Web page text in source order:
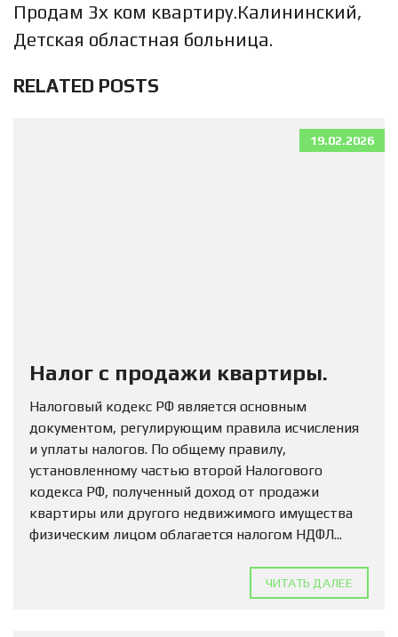
Продам 3х ком квартиру.Калининский,
Детская областная больница.
RELATED POSTS
19.02.2026
Налог с продажи квартиры.
Налоговый кодекс РФ является основным
документом, регулирующим правила исчисления
и уплаты налогов. По общему правилу,
установленному частью второй Налогового
кодекса РФ, полученный доход от продажи
квартиры или другого недвижимого имущества
физическим лицом облагается налогом НДФЛ...
ЧИТАТЬ ДАЛЕЕ